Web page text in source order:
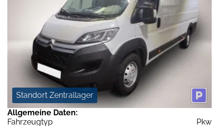
Standort Zentrallager
Allgemeine Daten:
Fahrzeugtyp
Pkw